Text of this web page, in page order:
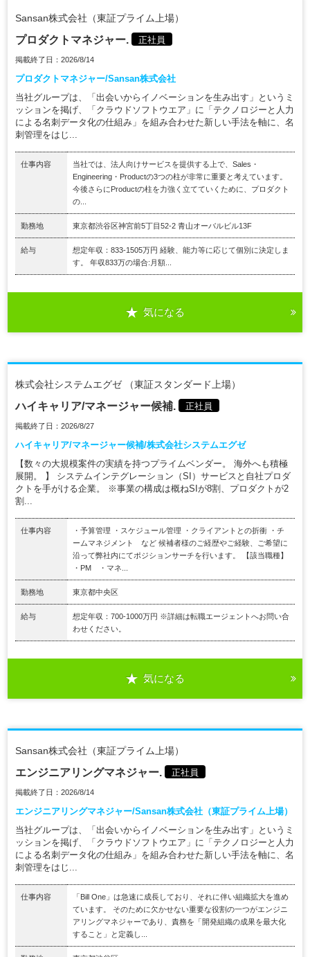
Sansan株式会社（東証プライム上場）
プロダクトマネジャー. 正社員
掲載終了日：2026/8/14
プロダクトマネジャー/Sansan株式会社
当社グループは、「出会いからイノベーションを生み出す」というミ
ッションを掲げ、「クラウドソフトウエア」に「テクノロジーと人力
による名刺データ化の仕組み」を組み合わせた新しい手法を軸に、名
刺管理をはじ...
仕事内容
当社では、法人向けサービスを提供する上で、Sales・
Engineering・Productの3つの柱が非常に重要と考えています。
今後さらにProductの柱を力強く立てていくために、プロダクト
の...
勤務地 東京都渋谷区神宮前5丁目52-2 青山オーバルビル13F
給与
想定年収：833-1505万円 経験、能力等に応じて個別に決定しま
す。 年収833万の場合:月額...
気になる
株式会社システムエグゼ （東証スタンダード上場）
ハイキャリア/マネージャー候補. 正社員
掲載終了日：2026/8/27
ハイキャリア/マネージャー候補/株式会社システムエグゼ
【数々の大規模案件の実績を持つプライムベンダー。 海外へも積極
展開。 】 システムインテグレーション（SI）サービスと自社プロダ
クトを手がける企業。 ※事業の構成は概ねSIが8割、プロダクトが2
割...
仕事内容
・予算管理 ・スケジュール管理 ・クライアントとの折衝 ・チ
ームマネジメント など 候補者様のご経歴やご経験、ご希望に
沿って弊社内にてポジションサーチを行います。 【該当職種】
・PM ・マネ...
勤務地 東京都中央区
給与
想定年収：700-1000万円 ※詳細は転職エージェントへお問い合
わせください。
気になる
Sansan株式会社（東証プライム上場）
エンジニアリングマネジャー. 正社員
掲載終了日：2026/8/14
エンジニアリングマネジャー/Sansan株式会社（東証プライム上場）
当社グループは、「出会いからイノベーションを生み出す」というミ
ッションを掲げ、「クラウドソフトウエア」に「テクノロジーと人力
による名刺データ化の仕組み」を組み合わせた新しい手法を軸に、名
刺管理をはじ...
仕事内容
「Bill One」は急速に成長しており、それに伴い組織拡大を進め
ています。 そのために欠かせない重要な役割の一つがエンジニ
アリングマネジャーであり、責務を「開発組織の成果を最大化
すること」と定義し...